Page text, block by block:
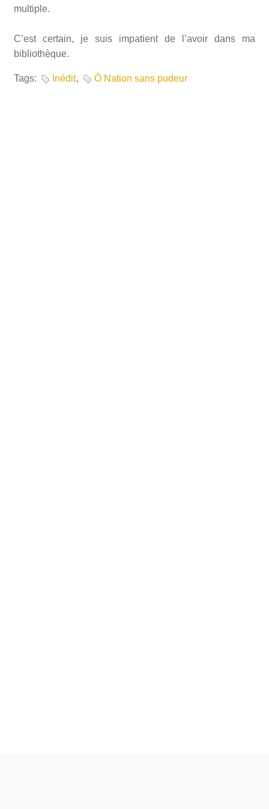
multiple.
C’est certain, je suis impatient de l’avoir dans ma
bibliothèque.
Tags: Inédit, Ô Nation sans pudeur